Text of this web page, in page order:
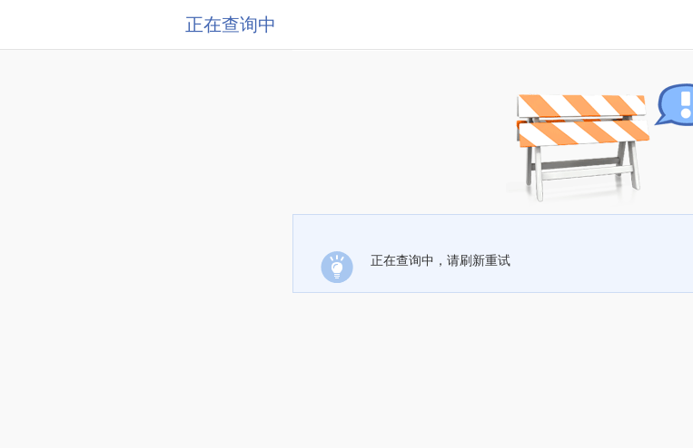
正在查询中
正在查询中，请刷新重试